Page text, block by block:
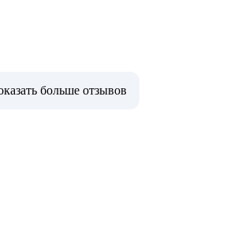
больше отзывов